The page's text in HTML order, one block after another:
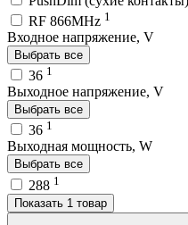
RF 866MHz 1
Входное напряжение, V
Выбрать все
36 1
Выходное напряжение, V
Выбрать все
36 1
Выходная мощность, W
Выбрать все
288 1
Показать 1 товар